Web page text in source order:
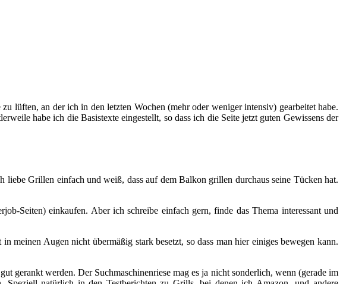
lüften, an der ich in den letzten Wochen (mehr oder weniger intensiv) gearbeitet habe.
habe ich die Basistexte eingestellt, so dass ich die Seite jetzt guten Gewissens der
Grillen einfach und weiß, dass auf dem Balkon grillen durchaus seine Tücken hat.
Seiten) einkaufen. Aber ich schreibe einfach gern, finde das Thema interessant und
Augen nicht übermäßig stark besetzt, so dass man hier einiges bewegen kann.
gerankt werden. Der Suchmaschinenriese mag es ja nicht sonderlich, wenn (gerade im